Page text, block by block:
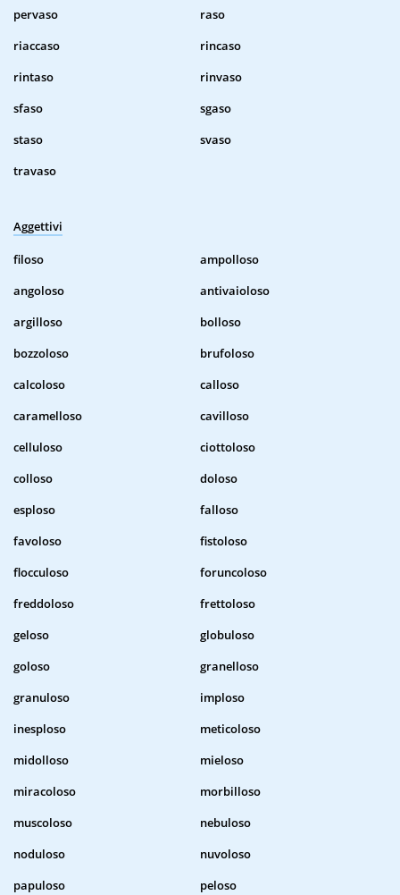
pervaso
raso
riaccaso
rincaso
rintaso
rinvaso
sfaso
sgaso
staso
svaso
travaso
Aggettivi
filoso
ampolloso
angoloso
antivaioloso
argilloso
bolloso
bozzoloso
brufoloso
calcoloso
calloso
caramelloso
cavilloso
celluloso
ciottoloso
colloso
doloso
esploso
falloso
favoloso
fistoloso
flocculoso
foruncoloso
freddoloso
frettoloso
geloso
globuloso
goloso
granelloso
granuloso
imploso
inesploso
meticoloso
midolloso
mieloso
miracoloso
morbilloso
muscoloso
nebuloso
noduloso
nuvoloso
papuloso
peloso